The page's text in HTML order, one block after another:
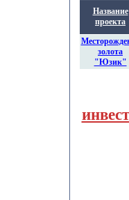
Название
проекта
золота
"Юзик"